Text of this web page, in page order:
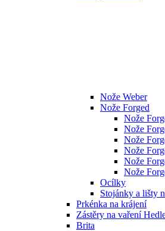
Nože Weber
Nože Forged
Nože
Nože
Nože
Nože
Nože
Nože
Ocílky
Stojánky a lišty
Prkénka na krájení
Zástěry na vaření
Brita